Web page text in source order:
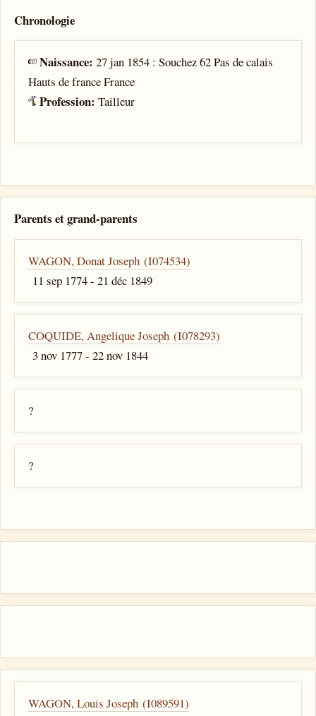
Chronologie
Naissance:27 jan 1854 : Souchez 62 Pas de calais
Hauts de france France
Profession:Tailleur
Parents et grand-parents
WAGON, Donat Joseph (I074534)
11 sep 1774 - 21 déc 1849
COQUIDE, Angelique Joseph (I078293)
3 nov 1777 - 22 nov 1844
?
?
WAGON, Louis Joseph (I089591)